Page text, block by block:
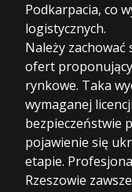
Podkarpacia, co
logistycznych.
Należy
ofert
rynkowe. Taka
wymaganej
bezpieczeństwie
pojawienie się
etapie.
Rzeszowie